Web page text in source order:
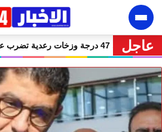
عاجل
🔥 نشرة إنذارية.. موجة حر تصل إلى 47 درجة وزخات رعدية تضرب عدة أقاليم بالمغرب